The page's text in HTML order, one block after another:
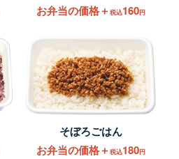
お弁当の価格＋税込160円
そぼろごはん
お弁当の価格＋税込180円